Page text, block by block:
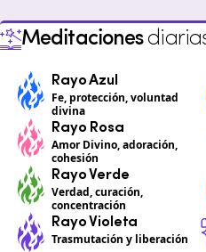
Meditaciones
Rayo Azul
Fe, protección, voluntad
divina
Rayo Rosa
Amor Divino, adoración,
cohesión
Rayo Verde
Verdad, curación,
concentración
Rayo Violeta
Trasmutación y liberación